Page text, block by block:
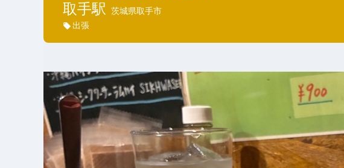
取手駅 茨城県取手市
出張